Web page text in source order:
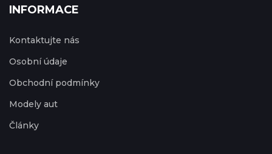
INFORMACE
Kontaktujte nás
Osobní údaje
Obchodní podmínky
Modely aut
Články